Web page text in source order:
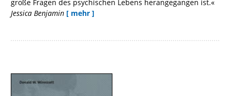
große Fragen des psychischen Lebens herangegangen ist.«
Jessica Benjamin [ mehr ]